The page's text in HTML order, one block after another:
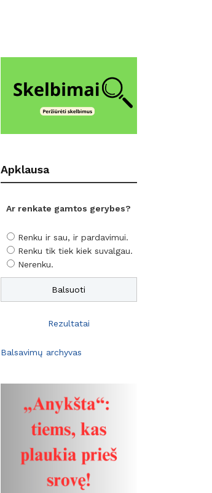
Apklausa
Ar renkate gamtos gerybes?
Renku ir sau, ir pardavimui.
Renku tik tiek kiek suvalgau.
Nerenku.
Rezultatai
Balsavimų archyvas